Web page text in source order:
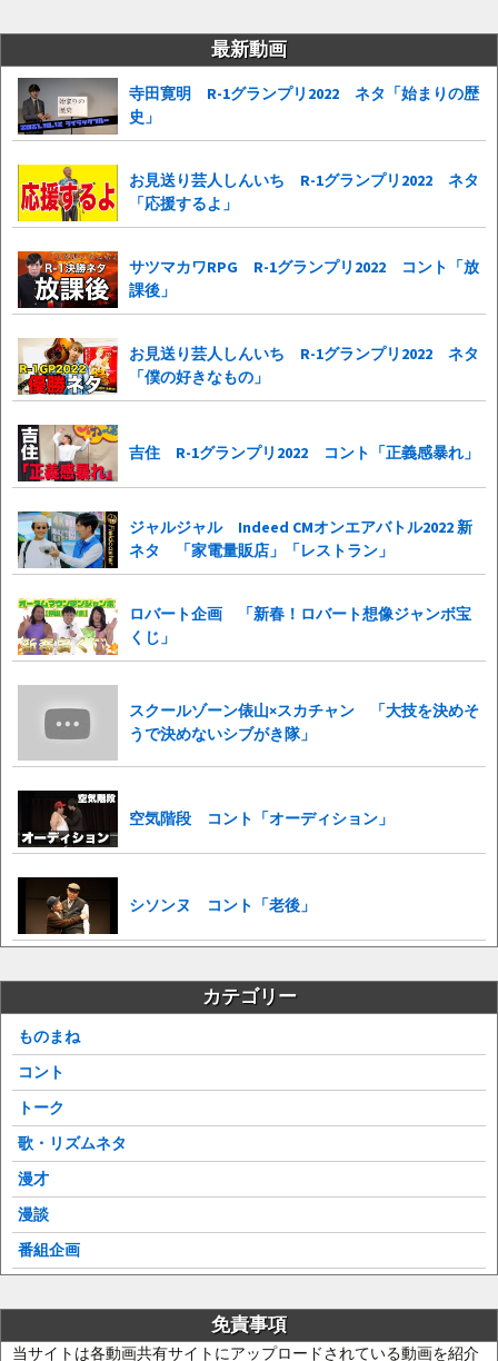
最新動画
寺田寛明 R-1グランプリ2022 ネタ「始まりの歴
史」
お見送り芸人しんいち R-1グランプリ2022 ネタ
「応援するよ」
サツマカワRPG R-1グランプリ2022 コント「放
課後」
お見送り芸人しんいち R-1グランプリ2022 ネタ
「僕の好きなもの」
吉住 R-1グランプリ2022 コント「正義感暴れ」
ジャルジャル Indeed CMオンエアバトル2022 新
ネタ 「家電量販店」「レストラン」
ロバート企画 「新春！ロバート想像ジャンボ宝
くじ」
スクールゾーン俵山×スカチャン 「大技を決めそ
うで決めないシブがき隊」
空気階段 コント「オーディション」
シソンヌ コント「老後」
カテゴリー
ものまね
コント
トーク
歌・リズムネタ
漫才
漫談
番組企画
免責事項
当サイトは各動画共有サイトにアップロードされている動画を紹介